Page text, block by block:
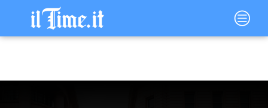
contenuto
Main
Menu